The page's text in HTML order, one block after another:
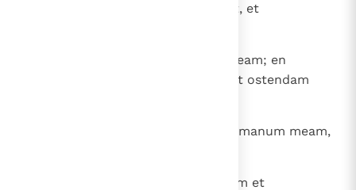
derisores sibi derisionem cupient, et
Convertimini ad correptionem meam; en
proferam vobis spiritum meum et ostendam
Quia vocavi, et renuistis, extendi manum meam,
despexistis omne consilium meum et